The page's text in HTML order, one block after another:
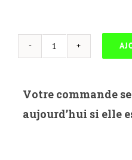
quantité
EcoTank
4-
Votre commande
aujourd’hui si elle